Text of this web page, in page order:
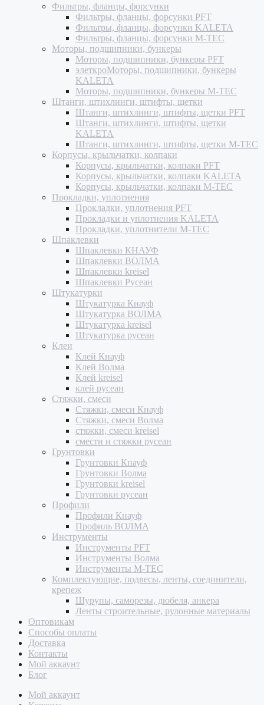
Фильтры, фланцы, форсунки
Фильтры, фланцы, форсунки PFT
Фильтры, фланцы, форсунки KALETA
Фильтры, фланцы, форсунки M-TEC
Моторы, подшипники, бункеры
Моторы, подшипники, бункеры PFT
элеткроМоторы, подшипники, бункеры
KALETA
Моторы, подшипники, бункеры M-TEC
Штанги, штихлинги, штифты, щетки
Штанги, штихлинги, штифты, щетки PFT
Штанги, штихлинги, штифты, щетки
KALETA
Штанги, штихлинги, штифты, щетки M-TEC
Корпусы, крыльчатки, колпаки
Корпусы, крыльчатки, колпаки PFT
Корпусы, крыльчатки, колпаки KALETA
Корпусы, крыльчатки, колпаки M-TEC
Прокладки, уплотнения
Прокладки, уплотнения PFT
Прокладки и уплотнения KALETA
Прокладки, уплотнители M-TEC
Шпаклевки
Шпаклевки КНАУФ
Шпаклевки ВОЛМА
Шпаклевки kreisel
Шпаклевки Русеан
Штукатурки
Штукатурка Кнауф
Штукатурка ВОЛМА
Штукатурка kreisel
Штукатурка русеан
Клеи
Клей Кнауф
Клей Волма
Клей kreisel
клей русеан
Стяжки, смеси
Стяжки, смеси Кнауф
Стяжки, смеси Волма
стяжки, смеси kreisel
смести и стяжки русеан
Грунтовки
Грунтовки Кнауф
Грунтовки Волма
Грунтовки kreisel
Грунтовки русеан
Профили
Профили Кнауф
Профиль ВОЛМА
Инструменты
Инструменты PFT
Инструменты Волма
Инструменты M-TEC
Комплектующие, подвесы, ленты, соединители,
крепеж
Шурупы, саморезы, дюбеля, анкера
Ленты строительные, рулонные материалы
Оптовикам
Способы оплаты
Доставка
Контакты
Мой аккаунт
Блог
Мой аккаунт